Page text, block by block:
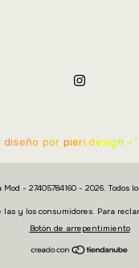
diseño por pieri.design
- 27405784160 - 2026. Todos
las y los consumidores. Para
Botón de arrepentimiento